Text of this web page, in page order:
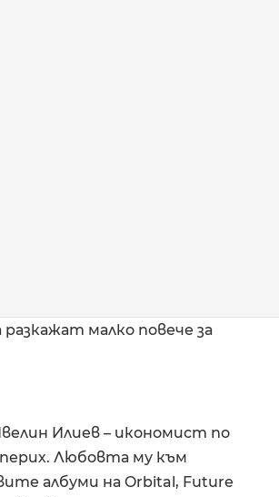
малко повече за
Илиев – икономист по
Любовта му към
албуми на Orbital, Future